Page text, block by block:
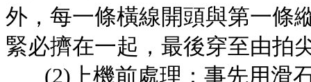
外，每一條橫線開頭與第一條
緊必擠在一起，最後穿至由拍
(2)上機前處理：事先用滑